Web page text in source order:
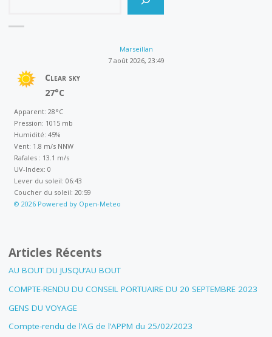
Marseillan
7 août 2026, 23:49
Clear sky
27°C
Apparent: 28°C
Pression: 1015 mb
Humidité: 45%
Vent: 1.8 m/s NNW
Rafales : 13.1 m/s
UV-Index: 0
Lever du soleil: 06:43
Coucher du soleil: 20:59
© 2026 Powered by Open-Meteo
Articles Récents
AU BOUT DU JUSQU’AU BOUT
COMPTE-RENDU DU CONSEIL PORTUAIRE DU 20 SEPTEMBRE 2023
GENS DU VOYAGE
Compte-rendu de l’AG de l’APPM du 25/02/2023